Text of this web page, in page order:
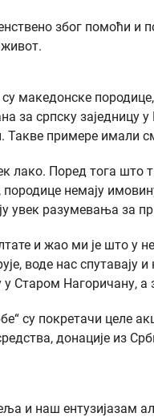
због помоћи и
македонске
за српску
Такве примере имали
лако. Поред тога што
немају
увек разумевања за
и жао ми је што у
воде нас спутавају
Старом Нагоричану,
су покретачи целе
донације из
и наш ентузијазам